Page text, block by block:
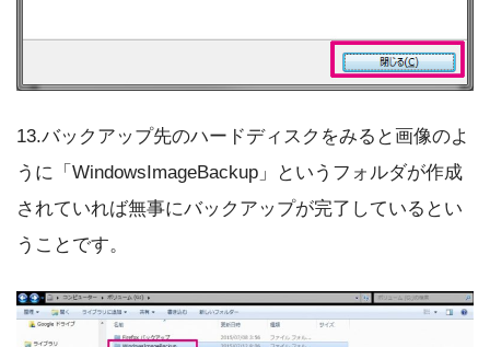
13.バックアップ先のハードディスクをみると画像のよ
うに「WindowsImageBackup」というフォルダが作成
されていれば無事にバックアップが完了しているとい
うことです。